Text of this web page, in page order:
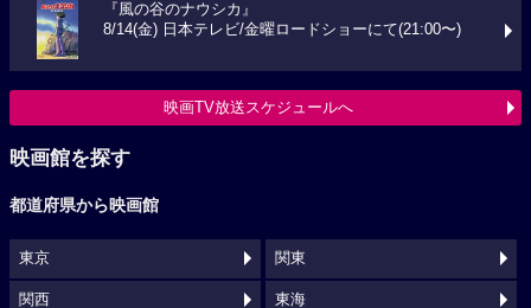
『風の谷のナウシカ』
8/14(金) 日本テレビ/金曜ロードショーにて(21:00〜)
映画TV放送スケジュールへ
映画館を探す
都道府県から映画館
東京 関東
関西 東海